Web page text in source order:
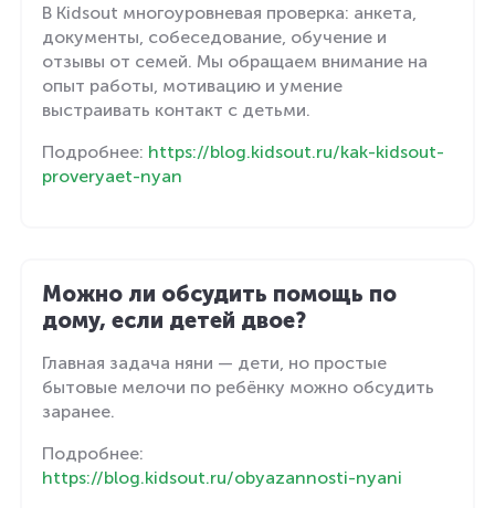
В Kidsout многоуровневая проверка: анкета,
документы, собеседование, обучение и
отзывы от семей. Мы обращаем внимание на
опыт работы, мотивацию и умение
выстраивать контакт с детьми.
Подробнее: https://blog.kidsout.ru/kak-kidsout-
proveryaet-nyan
Можно ли обсудить помощь по
дому, если детей двое?
Главная задача няни — дети, но простые
бытовые мелочи по ребёнку можно обсудить
заранее.
Подробнее:
https://blog.kidsout.ru/obyazannosti-nyani